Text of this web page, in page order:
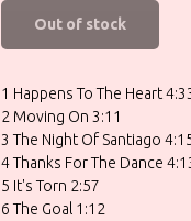
Out of stock
1 Happens To The Heart
2 Moving On 3:11
3 The Night Of Santiago
4 Thanks For The Dance
5 It's Torn 2:57
6 The Goal 1:12